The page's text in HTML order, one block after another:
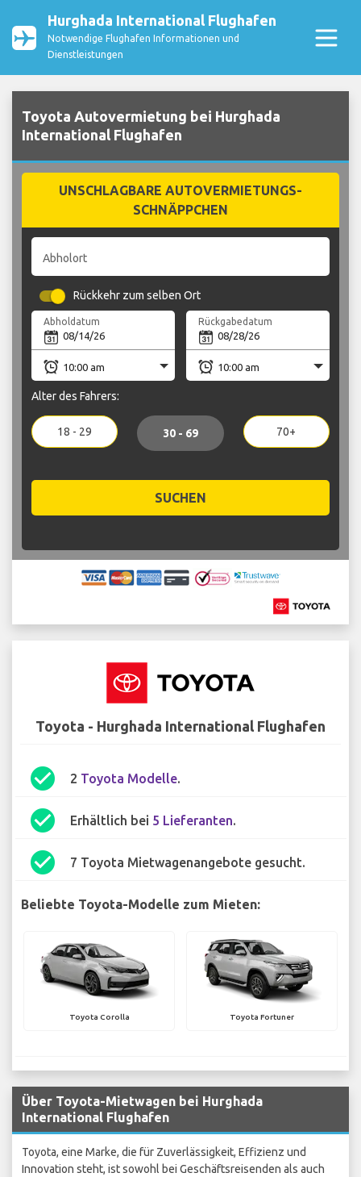
Hurghada International Flughafen
Notwendige Flughafen Informationen und
Dienstleistungen
Toyota Autovermietung bei Hurghada
International Flughafen
UNSCHLAGBARE AUTOVERMIETUNGS-
SCHNÄPPCHEN
Abholort
Rückkehr zum selben Ort
Abholdatum Rückgabedatum
Alter des Fahrers:
18 - 29 30 - 69 70+
SUCHEN
Toyota - Hurghada International Flughafen
check_circle 2 Toyota Modelle.
check_circle Erhältlich bei 5 Lieferanten.
check_circle 7 Toyota Mietwagenangebote gesucht.
Beliebte Toyota-Modelle zum Mieten:
Toyota Corolla Toyota Fortuner
Über Toyota-Mietwagen bei Hurghada
International Flughafen
Toyota, eine Marke, die für Zuverlässigkeit, Effizienz und
Innovation steht, ist sowohl bei Geschäftsreisenden als auch